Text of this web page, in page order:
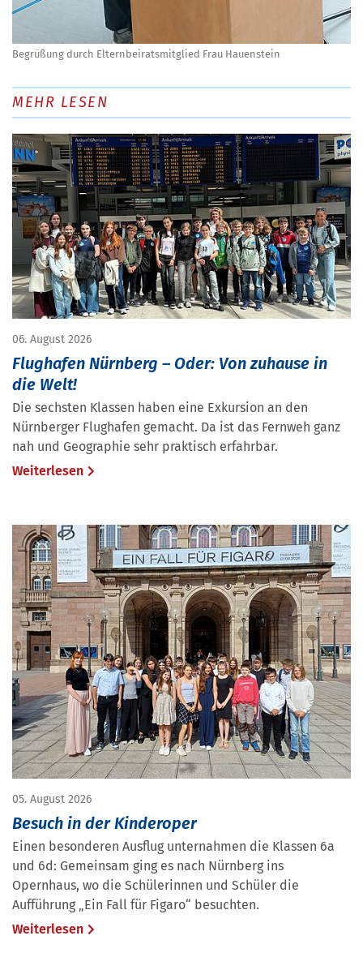
Begrüßung durch Elternbeiratsmitglied Frau Hauenstein
MEHR LESEN
06. August 2026
Flughafen Nürnberg – Oder: Von zuhause in
die Welt!
Die sechsten Klassen haben eine Exkursion an den
Nürnberger Flughafen gemacht. Da ist das Fernweh ganz
nah und Geographie sehr praktisch erfahrbar.
Weiterlesen
05. August 2026
Besuch in der Kinderoper
Einen besonderen Ausflug unternahmen die Klassen 6a
und 6d: Gemeinsam ging es nach Nürnberg ins
Opernhaus, wo die Schülerinnen und Schüler die
Aufführung „Ein Fall für Figaro“ besuchten.
Weiterlesen